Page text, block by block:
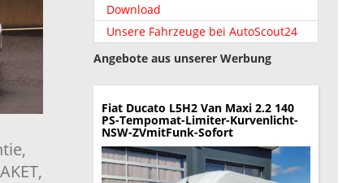
Download
Unsere Fahrzeuge bei AutoScout24
Angebote aus unserer Werbung
Fiat Ducato L5H2 Van Maxi 2.2 140
PS-Tempomat-Limiter-Kurvenlicht-
NSW-ZVmitFunk-Sofort